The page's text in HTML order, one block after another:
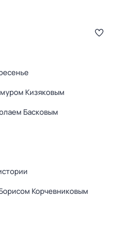
Кизяковым
Басковым
Корчевниковым